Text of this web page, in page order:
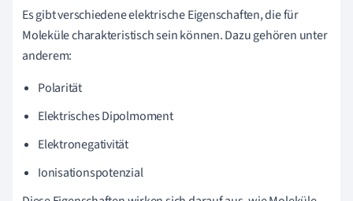
Es gibt verschiedene elektrische Eigenschaften, die für
Moleküle charakteristisch sein können. Dazu gehören unter
anderem:
Polarität
Elektrisches Dipolmoment
Elektronegativität
Ionisationspotenzial